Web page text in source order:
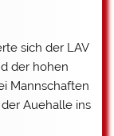
sich der LAV
der hohen
Mannschaften
Auehalle ins